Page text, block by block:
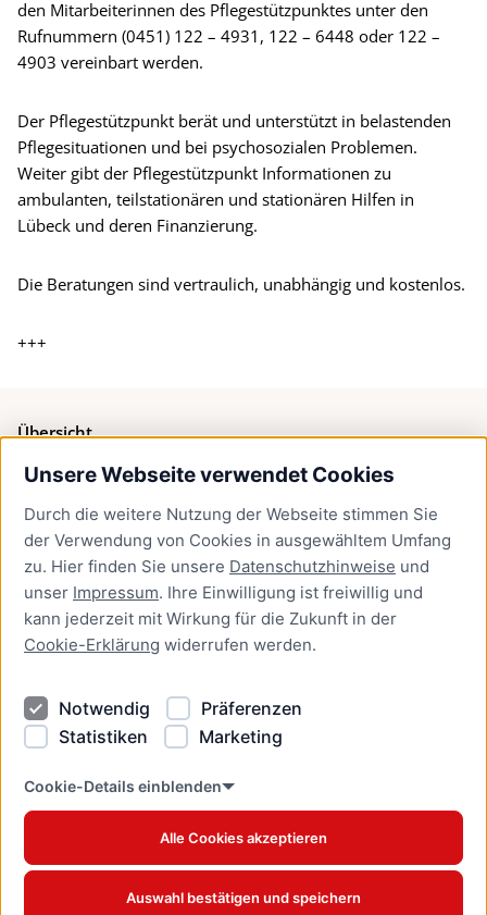
Unsere Webseite verwendet Cookies
Durch die weitere Nutzung der Webseite stimmen Sie
der Verwendung von Cookies in ausgewähltem Umfang
zu. Hier finden Sie unsere Datenschutzhinweise und
unser Impressum. Ihre Einwilligung ist freiwillig und
kann jederzeit mit Wirkung für die Zukunft in der
Cookie-Erklärung widerrufen werden.
Notwendig
Präferenzen
Statistiken
Marketing
Cookie-Details einblenden
Alle Cookies akzeptieren
Auswahl bestätigen und speichern
den Mitarbeiterinnen des Pflegestützpunktes unter den
Rufnummern (0451) 122 – 4931, 122 – 6448 oder 122 –
4903 vereinbart werden.
Der Pflegestützpunkt berät und unterstützt in belastenden
Pflegesituationen und bei psychosozialen Problemen.
Weiter gibt der Pflegestützpunkt Informationen zu
ambulanten, teilstationären und stationären Hilfen in
Lübeck und deren Finanzierung.
Die Beratungen sind vertraulich, unabhängig und kostenlos.
+++
Übersicht
Bürgerservice
Presse
Newsletter Lübeck:kompakt
Kontakt
Kontakt
Datenschutzhinweise
Barrierefreiheit
Cookie Erklärung
www.luebeck.de